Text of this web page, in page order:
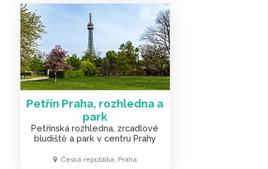
Petřín Praha, rozhledna a
park
Petřínská rozhledna, zrcadlové
bludiště a park v centru Prahy
Česká republika, Praha